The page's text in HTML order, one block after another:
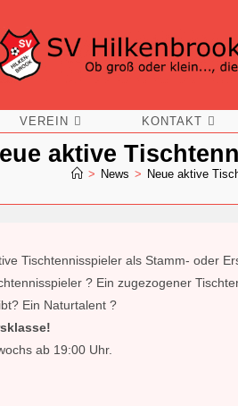
VEREIN KONTAKT
aktive
> News > Neue aktive
Tischtennisspieler als Stamm- oder
? Ein zugezogener
Ein Naturtalent ?
ab 19:00 Uhr.